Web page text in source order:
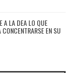
A LA DEA LO QUE
EN SU